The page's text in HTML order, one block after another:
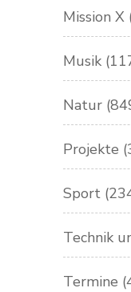
Mission X
Musik
Natur
Projekte
Sport
Technik
Termine